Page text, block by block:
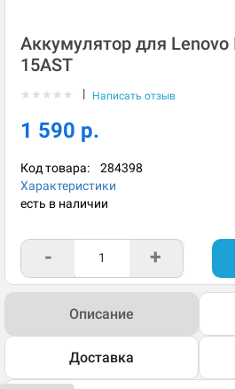
Аккумулятор для Lenovo
15AST
★ ★ ★ ★ ★ | Написать отзыв
1 590 р.
Код товара: 284398
Характеристики
есть в наличии
- +
Описание
Доставка